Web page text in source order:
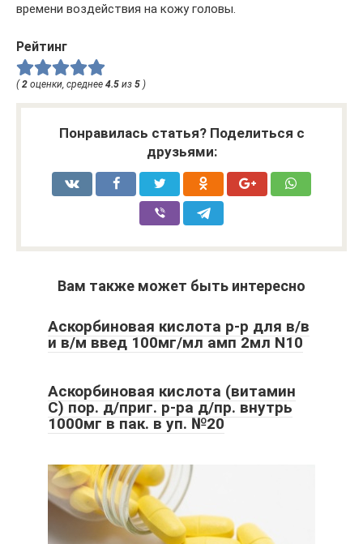
времени воздействия на кожу головы.
Рейтинг
( 2 оценки, среднее 4.5 из 5 )
Понравилась статья? Поделиться с
друзьями:
Вам также может быть интересно
Аскорбиновая кислота р-р для в/в
и в/м введ 100мг/мл амп 2мл N10
Аскорбиновая кислота (витамин
С) пор. д/приг. р-ра д/пр. внутрь
1000мг в пак. в уп. №20